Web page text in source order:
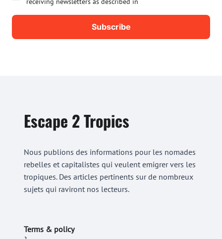
Escape 2 Tropics
Nous publions des informations pour les nomades
rebelles et capitalistes qui veulent emigrer vers les
tropiques. Des articles pertinents sur de nombreux
sujets qui raviront nos lecteurs.
Terms & policy